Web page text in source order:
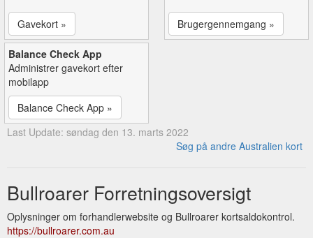
Gavekort » Brugergennemgang »
Balance Check App
Administrer gavekort efter
mobilapp
Balance Check App »
Last Update: søndag den 13. marts 2022
Søg på andre Australien kort
Bullroarer Forretningsoversigt
Oplysninger om forhandlerwebsite og Bullroarer kortsaldokontrol.
https://bullroarer.com.au